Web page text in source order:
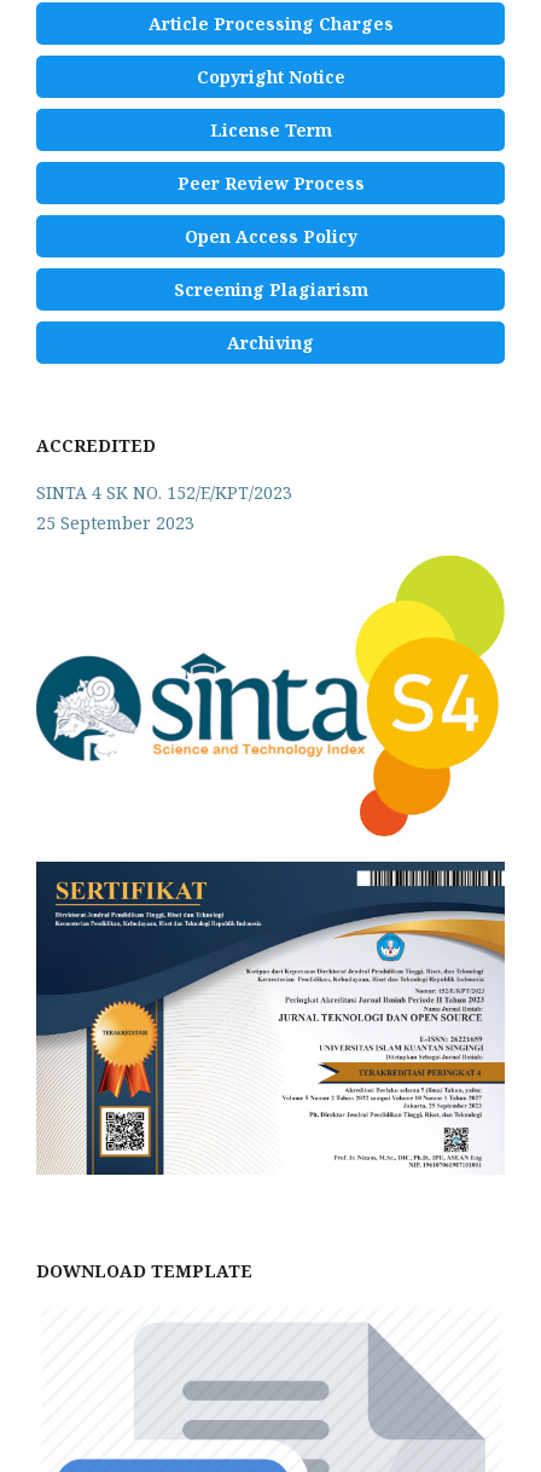
Article Processing Charges
Copyright Notice
License Term
Peer Review Process
Open Access Policy
Screening Plagiarism
Archiving
ACCREDITED
SINTA 4 SK NO. 152/E/KPT/2023
25 September 2023
DOWNLOAD TEMPLATE